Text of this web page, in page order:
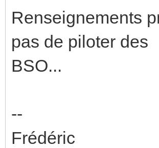
Renseignements
pas de piloter des
BSO...
--
Frédéric